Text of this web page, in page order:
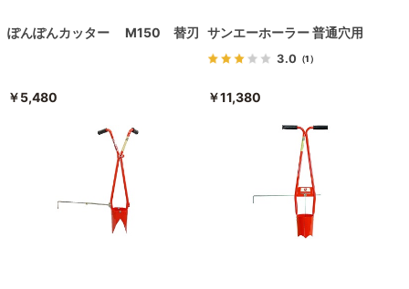
ぽんぽんカッター M150 替刃
￥5,480
サンエーホーラー 普通穴用
3.0 （1）
￥11,380